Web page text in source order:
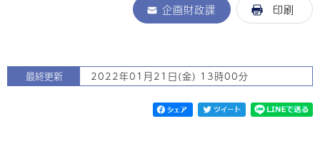
企画財政課 印刷
最終更新 2022年01月21日(金) 13時00分